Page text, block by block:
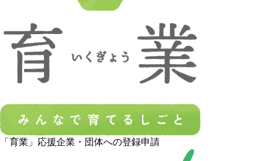
「育業」応援企業・団体への登録申請